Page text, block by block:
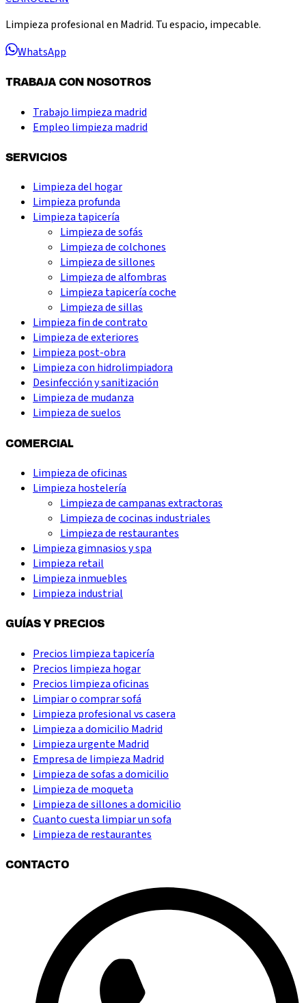
Limpieza profesional en Madrid. Tu espacio, impecable.
WhatsApp
TRABAJA CON NOSOTROS
Trabajo limpieza madrid
Empleo limpieza madrid
SERVICIOS
Limpieza del hogar
Limpieza profunda
Limpieza tapicería
Limpieza de sofás
Limpieza de colchones
Limpieza de sillones
Limpieza de alfombras
Limpieza tapicería coche
Limpieza de sillas
Limpieza fin de contrato
Limpieza de exteriores
Limpieza post-obra
Limpieza con hidrolimpiadora
Desinfección y sanitización
Limpieza de mudanza
Limpieza de suelos
COMERCIAL
Limpieza de oficinas
Limpieza hostelería
Limpieza de campanas extractoras
Limpieza de cocinas industriales
Limpieza de restaurantes
Limpieza gimnasios y spa
Limpieza retail
Limpieza inmuebles
Limpieza industrial
GUÍAS Y PRECIOS
Precios limpieza tapicería
Precios limpieza hogar
Precios limpieza oficinas
Limpiar o comprar sofá
Limpieza profesional vs casera
Limpieza a domicilio Madrid
Limpieza urgente Madrid
Empresa de limpieza Madrid
Limpieza de sofas a domicilio
Limpieza de moqueta
Limpieza de sillones a domicilio
Cuanto cuesta limpiar un sofa
Limpieza de restaurantes
CONTACTO